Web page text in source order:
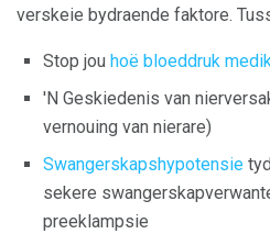
verskeie bydraende faktore.
Stop jou hoë bloeddruk
'N Geskiedenis van
vernouing van nierare)
Swangerskapshypotensie
sekere
preeklampsie